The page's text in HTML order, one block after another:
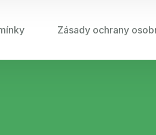
Zásady ochrany